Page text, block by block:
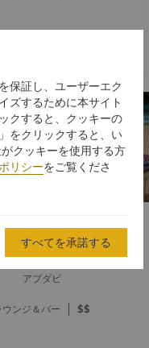
ラ カリヤト アルベリ アブダビ
アブダビ
ウンジ＆バー $$
保証し、ユーザーエク
ズするために本サイト
クすると、クッキーの
をクリックすると、い
クッキーを使用する方
リシーをご覧くださ
すべてを承諾する